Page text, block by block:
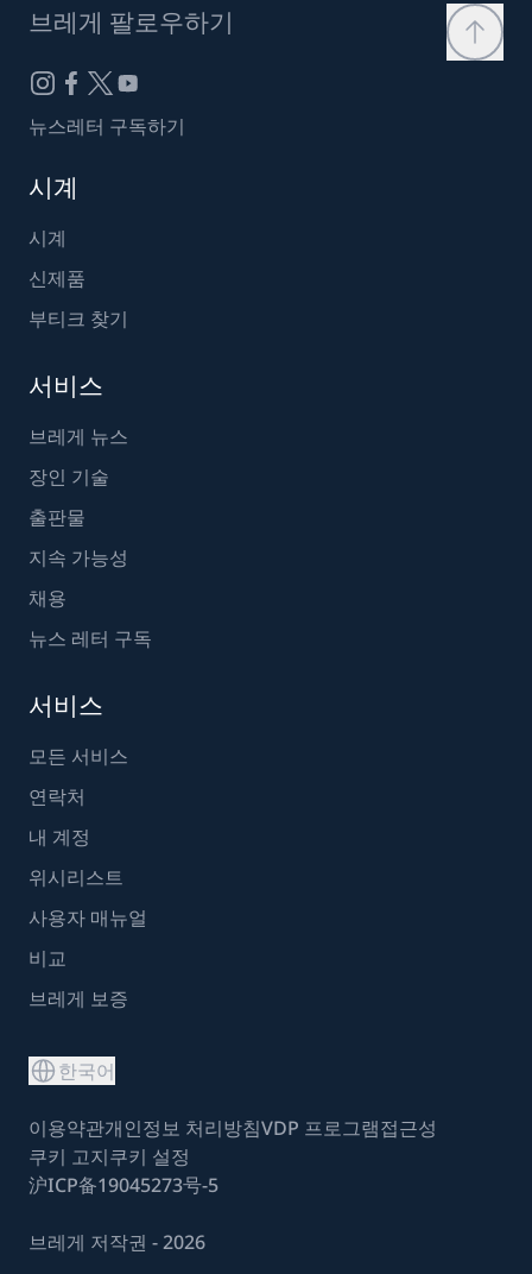
브레게 팔로우하기
뉴스레터 구독하기
시계
시계
신제품
부티크 찾기
서비스
브레게 뉴스
장인 기술
출판물
지속 가능성
채용
뉴스 레터 구독
서비스
모든 서비스
연락처
내 계정
위시리스트
사용자 매뉴얼
비교
브레게 보증
한국어
이용약관개인정보 처리방침VDP 프로그램접근성
쿠키 고지쿠키 설정
沪ICP备19045273号-5
브레게 저작권 - 2026